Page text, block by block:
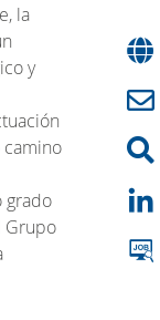
la
y
grado
Grupo